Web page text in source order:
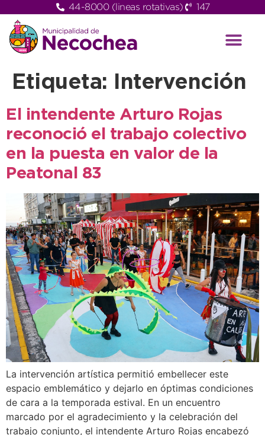
44-8000 (lineas rotativas) 147
Etiqueta: Intervención
El intendente Arturo Rojas
reconoció el trabajo colectivo
en la puesta en valor de la
Peatonal 83
La intervención artística permitió embellecer este
espacio emblemático y dejarlo en óptimas condiciones
de cara a la temporada estival. En un encuentro
marcado por el agradecimiento y la celebración del
trabajo conjunto, el intendente Arturo Rojas encabezó